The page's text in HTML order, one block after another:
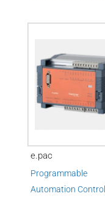
e.pac
Programmable
Automation